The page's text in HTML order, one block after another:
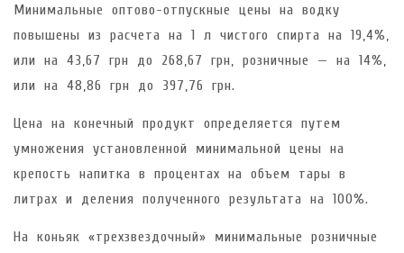
Минимальные оптово-отпускные цены на водку
повышены из расчета на 1 л чистого спирта на 19,4%,
или на 43,67 грн до 268,67 грн, розничные — на 14%,
или на 48,86 грн до 397,76 грн.
Цена на конечный продукт определяется путем
умножения установленной минимальной цены на
крепость напитка в процентах на объем тары в
литрах и деления полученного результата на 100%.
На коньяк «трехзвездочный» минимальные розничные